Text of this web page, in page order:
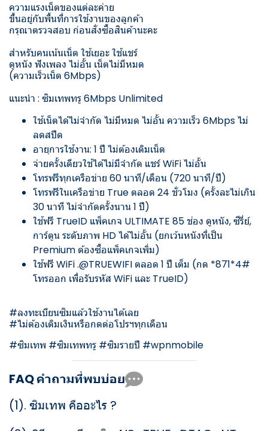
ความแรงเน็ตของแต่ละค่าย
ขึ้นอยู่กับพื้นที่การใช้งานของลูกค้า
กรุณาตรวจสอบ ก่อนสั่งซื้อสินค้านะคะ
สำหรับคนเน้นเน็ต ใช้เยอะ ใช้แชร์
ดูหนัง ฟังเพลง ไม่อั้น เน็ตไม่มีหมด
(ความเร็วเน็ต 6Mbps)
แนะนำ : ซิมเทพทรู 6Mbps Unlimited
ใช้เน็ตได้ไม่จำกัด ไม่มีหมด ไม่อั้น ความเร็ว 6Mbps ไม่
ลดสปีด
อายุการใช้งาน: 1 ปี ไม่ต้องเติมเน็ต
จ่ายครั้งเดียวใช้ได้ไม่มีจำกัด แชร์ WiFi ไม่อั้น
โทรฟรีทุกเครือข่าย 60 นาที/เดือน (720 นาที/ปี)
โทรฟรีในเครือข่าย True ตลอด 24 ชั่วโมง (ครั้งละไม่เกิน
30 นาที ไม่จำกัดครั้งนาน 1 ปี)
ใช้ฟรี TrueID แพ็คเกจ ULTIMATE 85 ช่อง ดูหนัง, ซีรี่ย์,
การ์ตูน ระดับภาพ HD ได้ไม่อั้น (ยกเว้นหนังที่เป็น
Premium ต้องซื้อแพ็คเกจเพิ่ม)
ใช้ฟรี WiFi .@TRUEWIFI ตลอด 1 ปี เต็ม (กด *871*4#
โทรออก เพื่อรับรหัส WiFi และ TrueID)
#ลงทะเบียนซิมแล้วใช้งานได้เลย
#ไม่ต้องเติมเงินหรือกดต่อโปรฯทุกเดือน
#ซิมเทพ #ซิมเทพทรู #ซิมรายปี #wpnmobile
FAQ คำถามที่พบบ่อย
(1). ซิมเทพ คืออะไร ?